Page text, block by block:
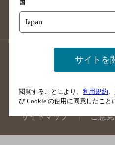
店舗登録方法のご案内
掲載店舗
サイトマップ ご意
国
サイトを
閲覧することにより、 利用規約
び Cookie の使用に同意したこと